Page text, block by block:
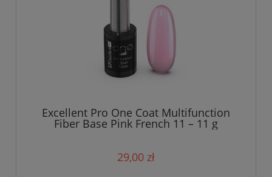
Excellent Pro One Coat Multifunction
Fiber Base Pink French 11 – 11 g
29,00 zł